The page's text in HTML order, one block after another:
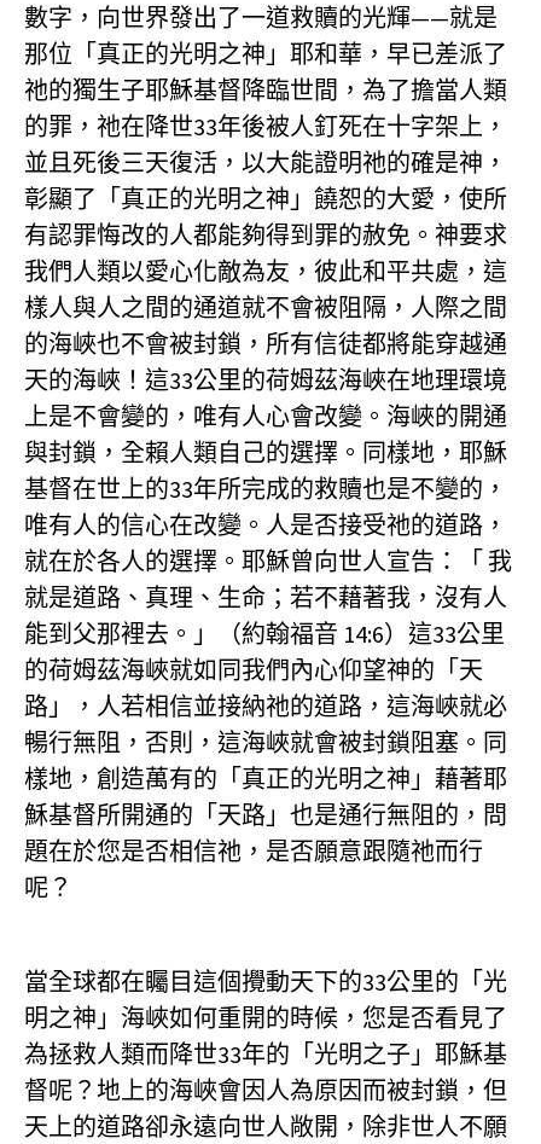
數字，向世界發出了一道救贖的光輝——就是
那位「真正的光明之神」耶和華，早已差派了
祂的獨生子耶穌基督降臨世間，為了擔當人類
的罪，祂在降世33年後被人釘死在十字架上，
並且死後三天復活，以大能證明祂的確是神，
彰顯了「真正的光明之神」饒恕的大愛，使所
有認罪悔改的人都能夠得到罪的赦免。神要求
我們人類以愛心化敵為友，彼此和平共處，這
樣人與人之間的通道就不會被阻隔，人際之間
的海峽也不會被封鎖，所有信徒都將能穿越通
天的海峽！這33公里的荷姆茲海峽在地理環境
上是不會變的，唯有人心會改變。海峽的開通
與封鎖，全賴人類自己的選擇。同樣地，耶穌
基督在世上的33年所完成的救贖也是不變的，
唯有人的信心在改變。人是否接受祂的道路，
就在於各人的選擇。耶穌曾向世人宣告：「 我
就是道路、真理、生命；若不藉著我，沒有人
能到父那裡去。」（約翰福音 14:6）這33公里
的荷姆茲海峽就如同我們內心仰望神的「天
路」，人若相信並接納祂的道路，這海峽就必
暢行無阻，否則，這海峽就會被封鎖阻塞。同
樣地，創造萬有的「真正的光明之神」藉著耶
穌基督所開通的「天路」也是通行無阻的，問
題在於您是否相信祂，是否願意跟隨祂而行
呢？
當全球都在矚目這個攪動天下的33公里的「光
明之神」海峽如何重開的時候，您是否看見了
為拯救人類而降世33年的「光明之子」耶穌基
督呢？地上的海峽會因人為原因而被封鎖，但
天上的道路卻永遠向世人敞開，除非世人不願